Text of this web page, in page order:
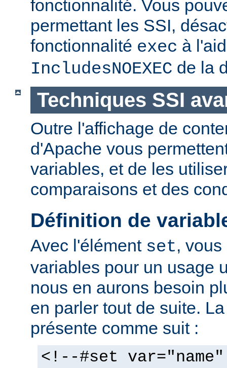
fonctionnalité. Vous
permettant les SSI,
fonctionnalité exec à
IncludesNOEXEC de la
Techniques SSI
Outre l'affichage de
d'Apache vous
variables, et de les
comparaisons et des
Définition de
Avec l'élément set,
variables pour un usage
nous en aurons besoin
en parler tout de suite.
présente comme suit :
<!--#set